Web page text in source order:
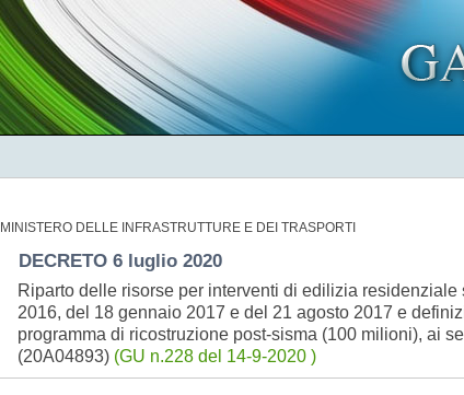
MINISTERO DELLE INFRASTRUTTURE E DEI TRASPORTI
DECRETO 6 luglio 2020
Riparto delle risorse per interventi di edilizia
2016, del 18 gennaio 2017 e del 21 agosto 2017 e
programma di ricostruzione post-sisma (100 milioni), ai
(20A04893) (GU n.228 del 14-9-2020 )